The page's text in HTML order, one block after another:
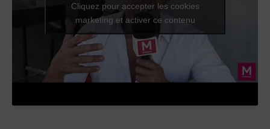
Cliquez pour accepter les cookies
marketing et activer ce contenu